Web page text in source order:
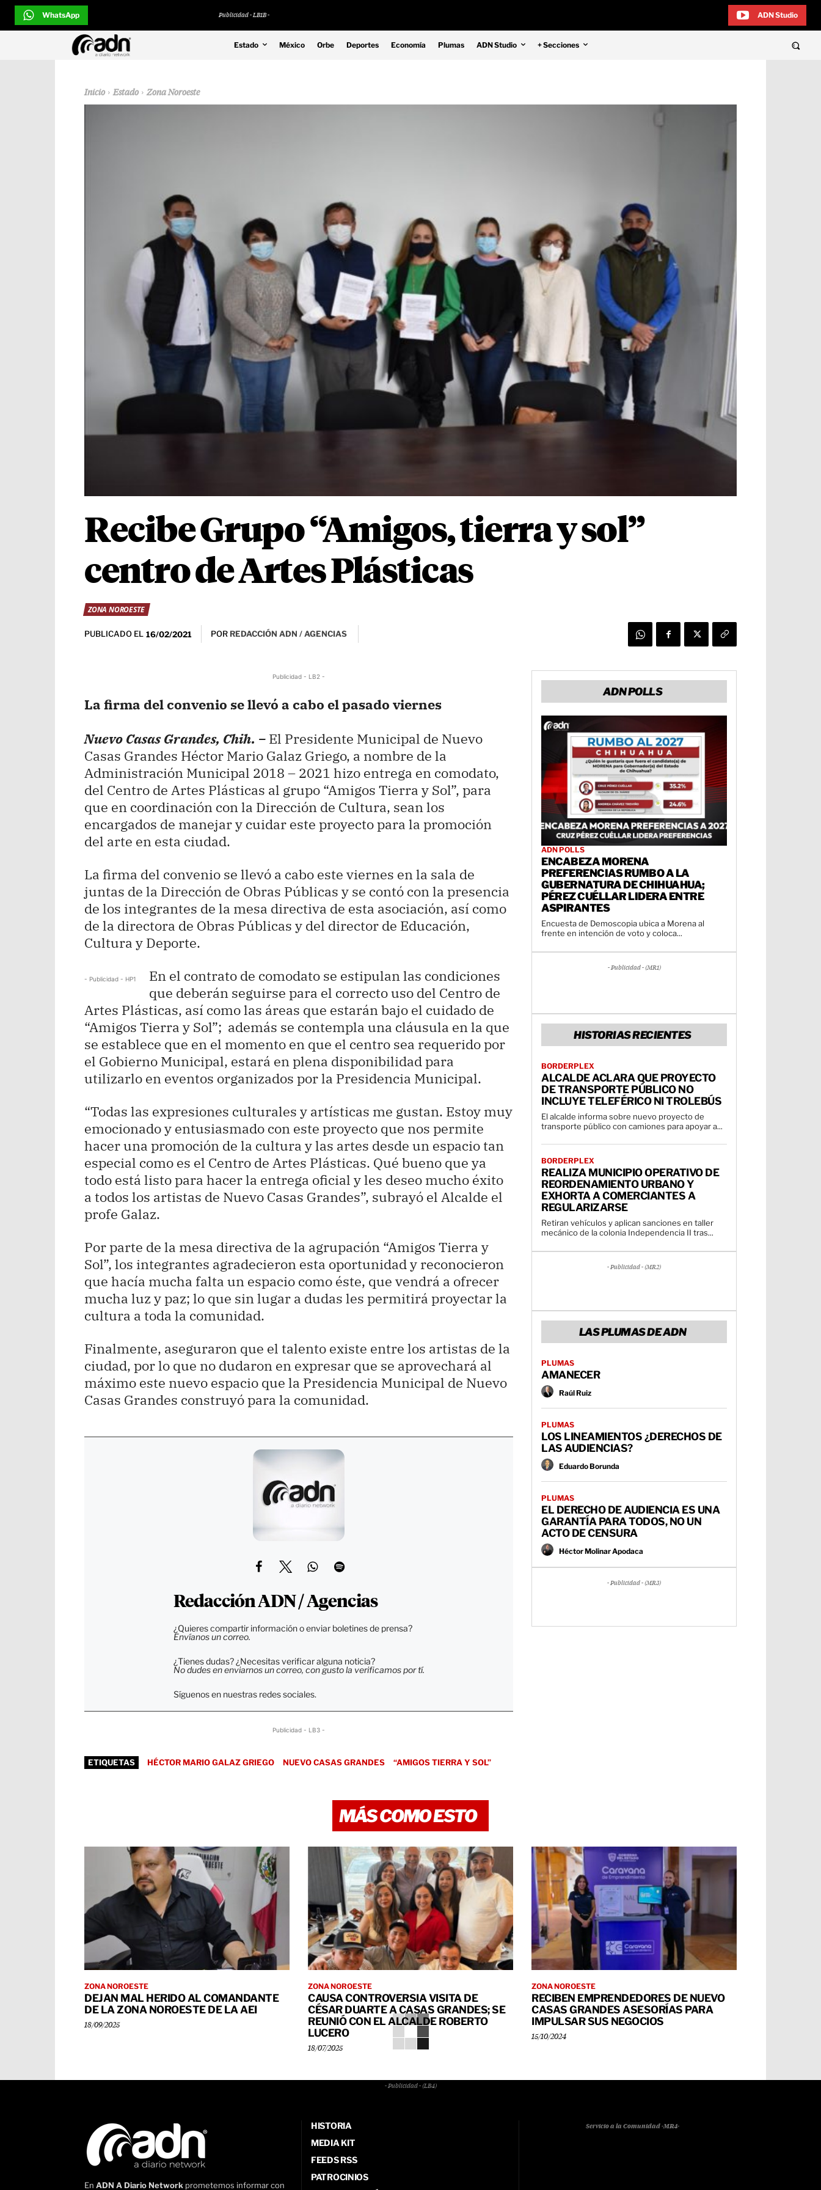
WhatsApp Publicidad - LB1B - ADN Studio
Estado México Orbe Deportes Economía Plumas ADN Studio + Secciones
Inicio Estado Zona Noroeste
Recibe Grupo “Amigos, tierra y sol”
centro de Artes Plásticas
ZONA NOROESTE
PUBLICADO EL 16/02/2021 POR REDACCIÓN ADN / AGENCIAS
Publicidad - LB2 -
La firma del convenio se llevó a cabo el pasado viernes
Nuevo Casas Grandes, Chih. – El Presidente Municipal de Nuevo
Casas Grandes Héctor Mario Galaz Griego, a nombre de la
Administración Municipal 2018 – 2021 hizo entrega en comodato,
del Centro de Artes Plásticas al grupo “Amigos Tierra y Sol”, para
que en coordinación con la Dirección de Cultura, sean los
encargados de manejar y cuidar este proyecto para la promoción
del arte en esta ciudad.
La firma del convenio se llevó a cabo este viernes en la sala de
juntas de la Dirección de Obras Públicas y se contó con la presencia
de los integrantes de la mesa directiva de esta asociación, así como
de la directora de Obras Públicas y del director de Educación,
Cultura y Deporte.
- Publicidad - HP1
En el contrato de comodato se estipulan las condiciones
que deberán seguirse para el correcto uso del Centro de
Artes Plásticas, así como las áreas que estarán bajo el cuidado de
“Amigos Tierra y Sol”; además se contempla una cláusula en la que
se establece que en el momento en que el centro sea requerido por
el Gobierno Municipal, estará en plena disponibilidad para
utilizarlo en eventos organizados por la Presidencia Municipal.
“Todas las expresiones culturales y artísticas me gustan. Estoy muy
emocionado y entusiasmado con este proyecto que nos permite
hacer una promoción de la cultura y las artes desde un espacio tan
especial como es el Centro de Artes Plásticas. Qué bueno que ya
todo está listo para hacer la entrega oficial y les deseo mucho éxito
a todos los artistas de Nuevo Casas Grandes”, subrayó el Alcalde el
profe Galaz.
Por parte de la mesa directiva de la agrupación “Amigos Tierra y
Sol”, los integrantes agradecieron esta oportunidad y reconocieron
que hacía mucha falta un espacio como éste, que vendrá a ofrecer
mucha luz y paz; lo que sin lugar a dudas les permitirá proyectar la
cultura a toda la comunidad.
Finalmente, aseguraron que el talento existe entre los artistas de la
ciudad, por lo que no dudaron en expresar que se aprovechará al
máximo este nuevo espacio que la Presidencia Municipal de Nuevo
Casas Grandes construyó para la comunidad.
Redacción ADN / Agencias
¿Quieres compartir información o enviar boletines de prensa?
Envíanos un correo.
¿Tienes dudas? ¿Necesitas verificar alguna noticia?
No dudes en enviarnos un correo, con gusto la verificamos por tí.
Síguenos en nuestras redes sociales.
Publicidad - LB3 -
ETIQUETAS HÉCTOR MARIO GALAZ GRIEGO NUEVO CASAS GRANDES “AMIGOS TIERRA Y SOL”
ADN POLLS
ADN POLLS
ENCABEZA MORENA
PREFERENCIAS RUMBO A LA
GUBERNATURA DE CHIHUAHUA;
PÉREZ CUÉLLAR LIDERA ENTRE
ASPIRANTES
Encuesta de Demoscopia ubica a Morena al
frente en intención de voto y coloca...
- Publicidad - (MR1)
HISTORIAS RECIENTES
BORDERPLEX
ALCALDE ACLARA QUE PROYECTO
DE TRANSPORTE PÚBLICO NO
INCLUYE TELEFÉRICO NI TROLEBÚS
El alcalde informa sobre nuevo proyecto de
transporte público con camiones para apoyar a...
BORDERPLEX
REALIZA MUNICIPIO OPERATIVO DE
REORDENAMIENTO URBANO Y
EXHORTA A COMERCIANTES A
REGULARIZARSE
Retiran vehículos y aplican sanciones en taller
mecánico de la colonia Independencia II tras...
- Publicidad - (MR2)
LAS PLUMAS DE ADN
PLUMAS
AMANECER
Raúl Ruiz
PLUMAS
LOS LINEAMIENTOS ¿DERECHOS DE
LAS AUDIENCIAS?
Eduardo Borunda
PLUMAS
EL DERECHO DE AUDIENCIA ES UNA
GARANTÍA PARA TODOS, NO UN
ACTO DE CENSURA
Héctor Molinar Apodaca
- Publicidad - (MR3)
MÁS COMO ESTO
ZONA NOROESTE
DEJAN MAL HERIDO AL COMANDANTE
DE LA ZONA NOROESTE DE LA AEI
18/09/2025
ZONA NOROESTE
CAUSA CONTROVERSIA VISITA DE
CÉSAR DUARTE A CASAS GRANDES; SE
REUNIÓ CON EL ALCALDE ROBERTO
LUCERO
18/07/2025
ZONA NOROESTE
RECIBEN EMPRENDEDORES DE NUEVO
CASAS GRANDES ASESORÍAS PARA
IMPULSAR SUS NEGOCIOS
15/10/2024
- Publicidad - (LB4)
En ADN A Diario Network prometemos informar con
HISTORIA
MEDIA KIT
FEEDS RSS
PATROCINIOS
Servicio a la Comunidad -MR4-